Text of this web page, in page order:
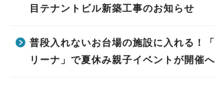
目テナントビル新築工事のお知らせ
普段入れないお台場の施設に入れる！
リーナ」で夏休み親子イベントが開催へ